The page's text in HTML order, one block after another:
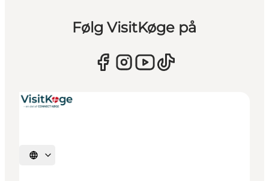
Følg VisitKøge på
Vælg sprog